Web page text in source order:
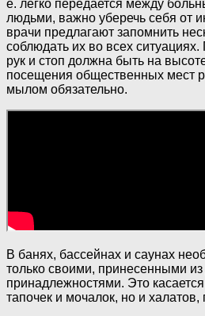
е. легко передается между
людьми, важно уберечь себя от
врачи предлагают запомнить
соблюдать их во всех
рук и стоп должна быть на
посещения общественных мест
мылом обязательно.
В банях, бассейнах и саунах
только своими, принесенными
принадлежностями. Это
тапочек и мочалок, но и халатов,